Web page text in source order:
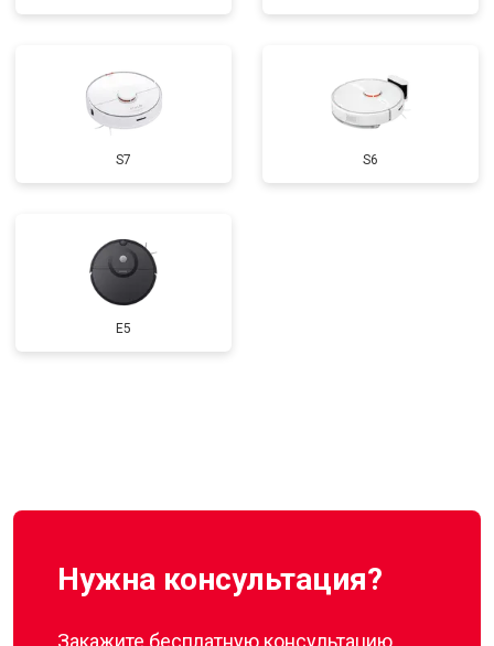
S7 S6
E5
Нужна консультация?
Закажите бесплатную консультацию,